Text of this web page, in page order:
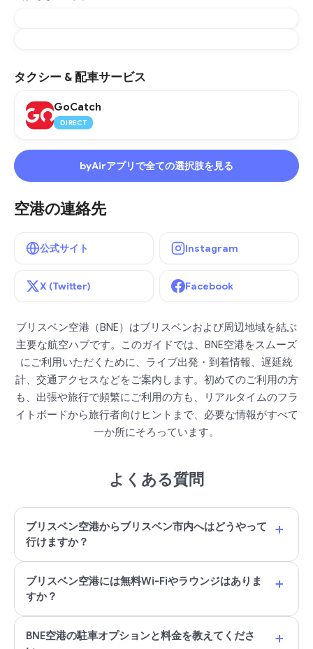
タクシー & 配車サービス
GoCatch
DIRECT
byAirアプリで全ての選択肢を見る
空港の連絡先
公式サイト Instagram
X (Twitter) Facebook
ブリスベン空港（BNE）はブリスベンおよび周辺地域を結ぶ
主要な航空ハブです。このガイドでは、BNE空港をスムーズ
にご利用いただくために、ライブ出発・到着情報、遅延統
計、交通アクセスなどをご案内します。初めてのご利用の方
も、出張や旅行で頻繁にご利用の方も、リアルタイムのフラ
イトボードから旅行者向けヒントまで、必要な情報がすべて
一か所にそろっています。
よくある質問
ブリスベン空港からブリスベン市内へはどうやって
行けますか？
+
ブリスベン空港には無料Wi-Fiやラウンジはありま
すか？
+
BNE空港の駐車オプションと料金を教えてくださ
+